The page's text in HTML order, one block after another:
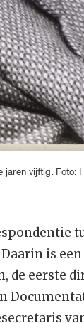
jaren vijftig. Foto:
Daarin is
de eerste